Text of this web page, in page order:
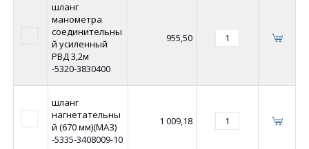
шланг
манометра
соединительны
й усиленный
РВД 3,2м
-5320-3830400
955,50
шланг
нагнетательны
й (670 мм)(МАЗ)
-5335-3408009-10
1 009,18